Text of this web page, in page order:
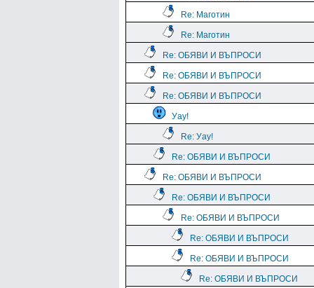
Re: Маготин
Re: Маготин
Re: ОБЯВИ И ВЪПРОСИ
Re: ОБЯВИ И ВЪПРОСИ
Re: ОБЯВИ И ВЪПРОСИ
Уау!
Re: Уау!
Re: ОБЯВИ И ВЪПРОСИ
Re: ОБЯВИ И ВЪПРОСИ
Re: ОБЯВИ И ВЪПРОСИ
Re: ОБЯВИ И ВЪПРОСИ
Re: ОБЯВИ И ВЪПРОСИ
Re: ОБЯВИ И ВЪПРОСИ
Re: ОБЯВИ И ВЪПРОСИ